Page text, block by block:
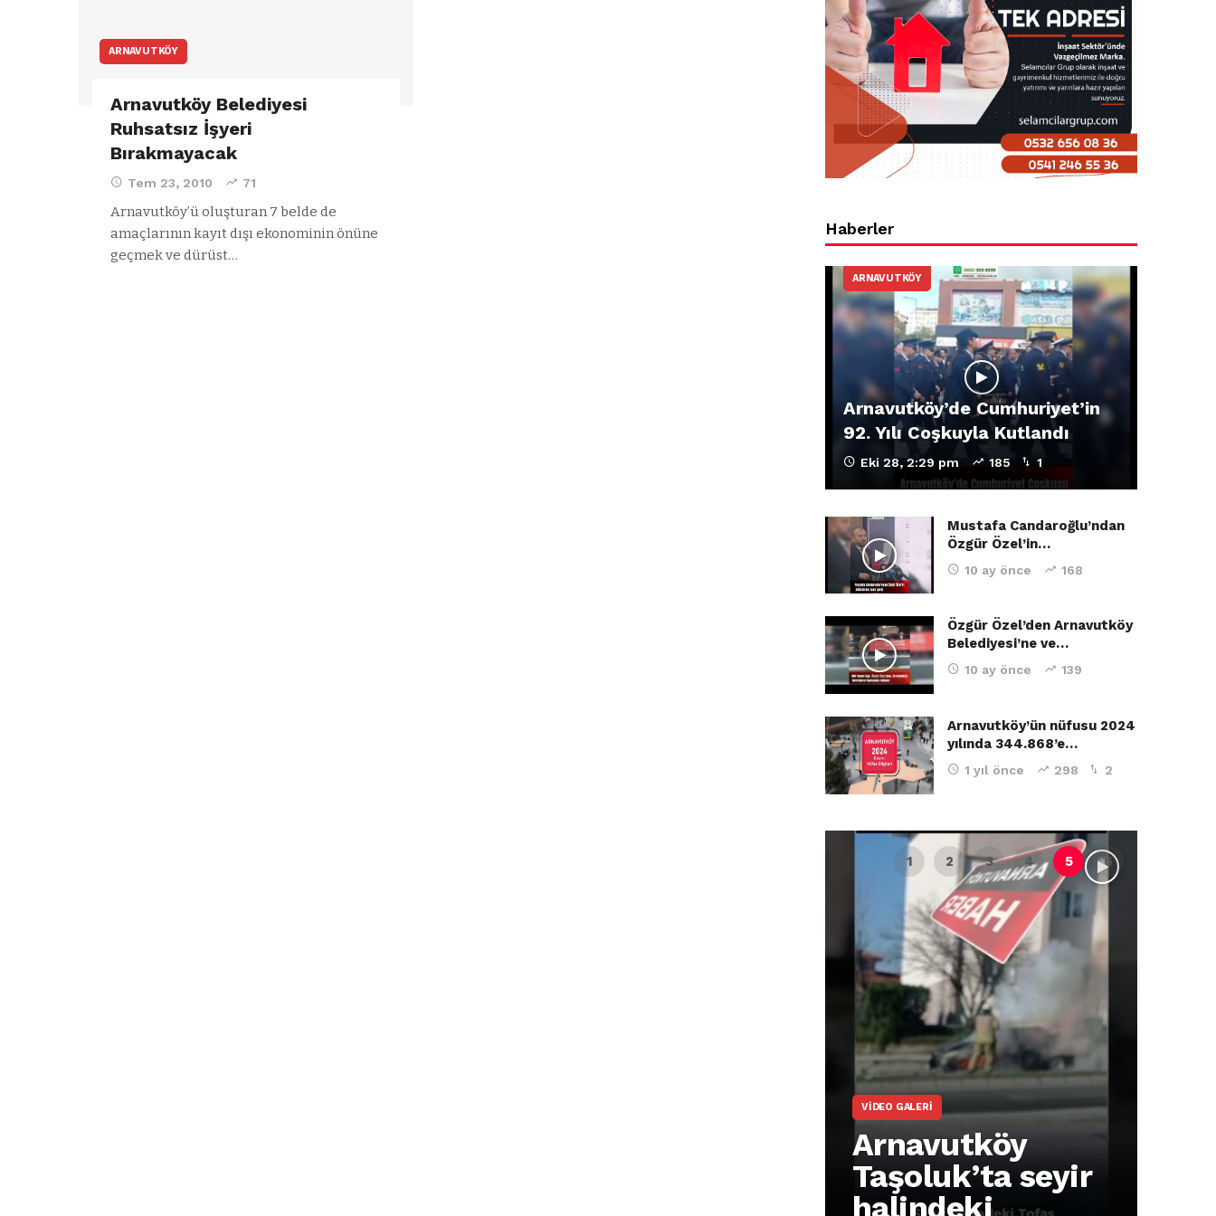
ARNAVUTKÖY
Arnavutköy Belediyesi
Ruhsatsız İşyeri
Bırakmayacak
Tem 23, 2010 71
Arnavutköy’ü oluşturan 7 belde de
amaçlarının kayıt dışı ekonominin önüne
geçmek ve dürüst…
Haberler
ARNAVUTKÖY
Arnavutköy’de Cumhuriyet’in
92. Yılı Coşkuyla Kutlandı
Eki 28, 2:29 pm 185 1
Mustafa Candaroğlu’ndan
Özgür Özel’in…
10 ay önce 168
Özgür Özel’den Arnavutköy
Belediyesi’ne ve…
10 ay önce 139
Arnavutköy’ün nüfusu 2024
yılında 344.868’e…
1 yıl önce 298 2
VIDEO GALERI
Arnavutköy
Taşoluk’ta seyir
halindeki